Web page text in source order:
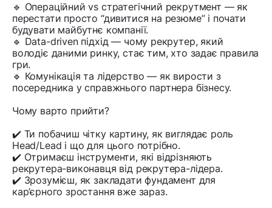
🔹 Операційний vs стратегічний рекрутмент — як
перестати просто “дивитися на резюме” і почати
будувати майбутнє компанії.
🔹 Data-driven підхід — чому рекрутер, який
володіє даними ринку, стає тим, хто задає правила
гри.
🔹 Комунікація та лідерство — як вирости з
посередника у справжнього партнера бізнесу.
Чому варто прийти?
✔️ Ти побачиш чітку картину, як виглядає роль
Head/Lead і що для цього потрібно.
✔️ Отримаєш інструменти, які відрізняють
рекрутера-виконавця від рекрутера-лідера.
✔️ Зрозумієш, як закладати фундамент для
кар’єрного зростання вже зараз.